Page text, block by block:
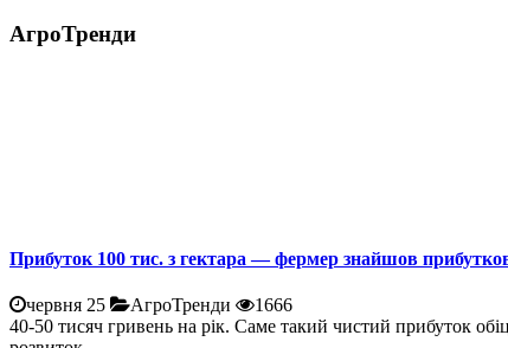
АгроТренди
Прибуток 100 тис. з гектара — фермер знайшов
червня 25 АгроТренди
1666
40-50 тисяч гривень на рік. Саме такий чистий прибуток